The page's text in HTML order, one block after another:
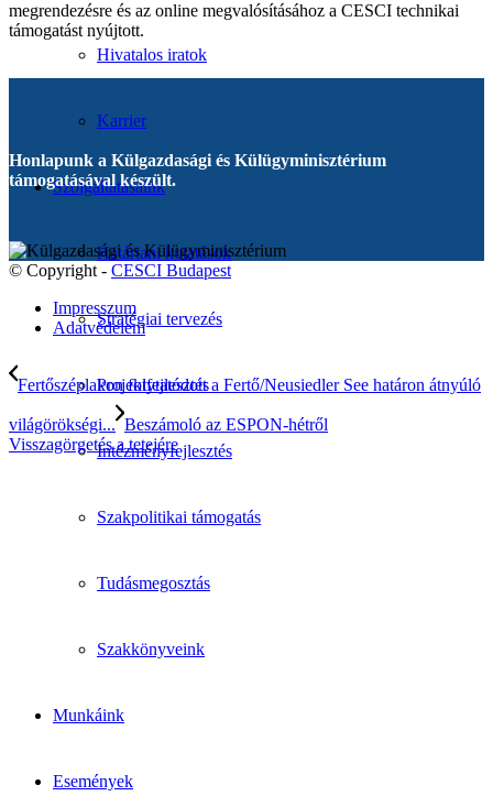
Hivatalos iratok
Karrier
Szolgáltatásaink
Határtani kutatások
Stratégiai tervezés
Projektfejlesztés
Intézményfejlesztés
Szakpolitikai támogatás
Tudásmegosztás
Szakkönyveink
Munkáink
Események
megrendezésre és az online megvalósításához a CESCI technikai
támogatást nyújtott.
Honlapunk a Külgazdasági és Külügyminisztérium
támogatásával készült.
© Copyright - CESCI Budapest
Impresszum
Adatvédelem
Fertőszéplakon folytatódott a Fertő/Neusiedler See határon átnyúló
világörökségi... Beszámoló az ESPON-hétről
Visszagörgetés a tetejére